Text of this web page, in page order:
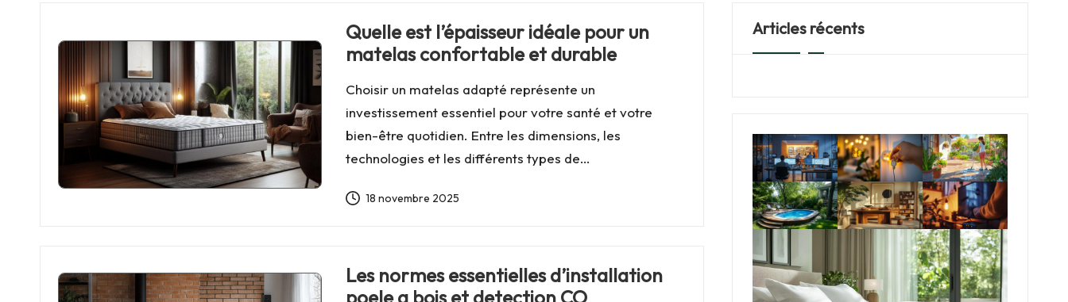
Quelle est l’épaisseur idéale pour un
matelas confortable et durable
Choisir un matelas adapté représente un
investissement essentiel pour votre santé et votre
bien-être quotidien. Entre les dimensions, les
technologies et les différents types de…
18 novembre 2025
Les normes essentielles d’installation
poele a bois et detection CO
Articles récents